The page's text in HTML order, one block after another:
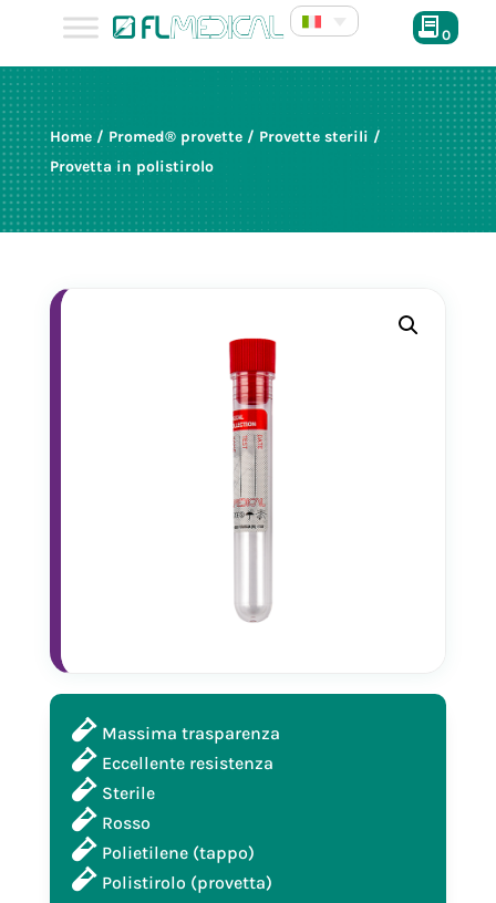
0
Home/ Promed® provette/ Provette sterili /
Provetta in polistirolo
Massima trasparenza
Eccellente resistenza
Sterile
Rosso
Polietilene (tappo)
Polistirolo (provetta)